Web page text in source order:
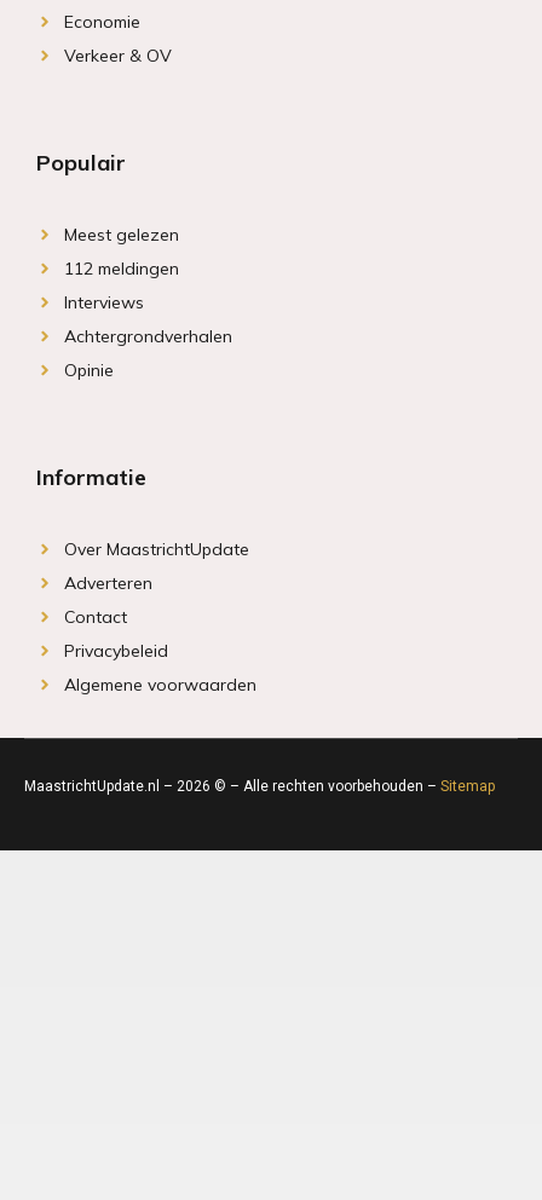
Economie
Verkeer & OV
Populair
Meest gelezen
112 meldingen
Interviews
Achtergrondverhalen
Opinie
Informatie
Over MaastrichtUpdate
Adverteren
Contact
Privacybeleid
Algemene voorwaarden
MaastrichtUpdate.nl – 2026 © – Alle rechten voorbehouden – Sitemap